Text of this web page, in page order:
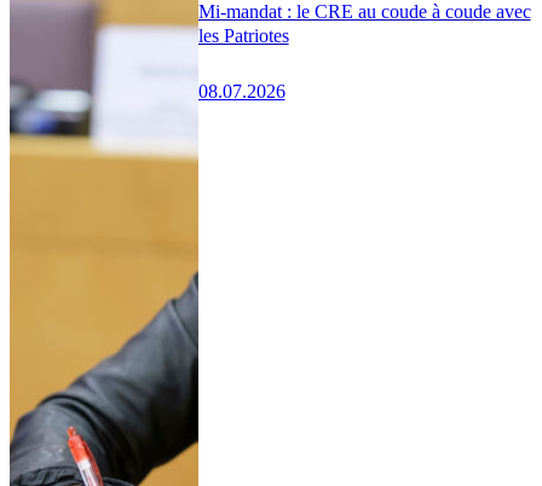
Mi-mandat : le CRE au coude à coude avec
les Patriotes
08.07.2026